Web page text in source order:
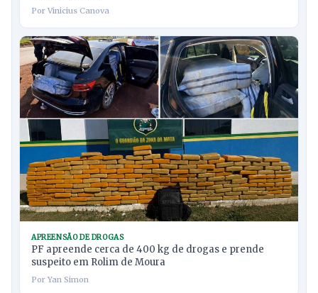
Por Vinicius Canova
APREENSÃO DE DROGAS
PF apreende cerca de 400 kg de drogas e prende
suspeito em Rolim de Moura
Por Yan Simon